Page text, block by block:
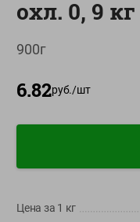
О сервисе
Настройки файлов cookie
Store
Play
охл. 0, 9
900г
6.82руб./шт
Цена за 1 кг